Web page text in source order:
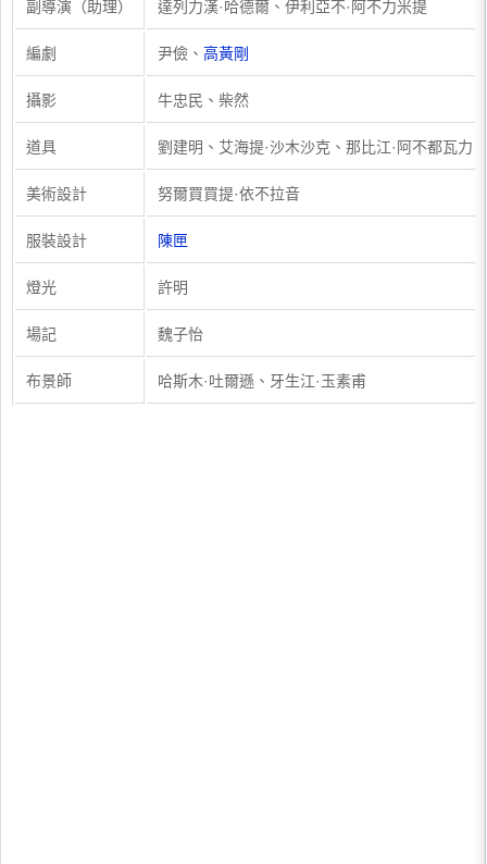
副導演（助理） 達列力漢·哈德爾、伊利亞不·阿不力米提
編劇 尹儉、 高黃剛
攝影 牛忠民、柴然
道具 劉建明、艾海提·沙木沙克、那比江·阿不都瓦力
美術設計 努爾買買提·依不拉音
服裝設計 陳匣
燈光 許明
場記 魏子怡
布景師 哈斯木·吐爾遜、牙生江·玉素甫